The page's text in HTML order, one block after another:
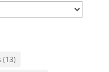
(13)